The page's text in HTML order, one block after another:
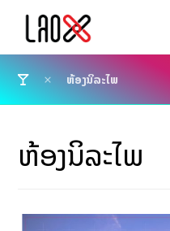
ຫ້ອງນິລະໄພ
ຫ້ອງນິລະໄພ